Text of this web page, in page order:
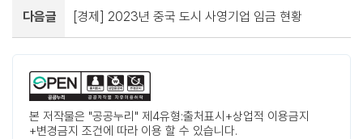
다음글 [경제] 2023년 중국 도시 사영기업 임금 현황
본 저작물은 "공공누리" 제4유형:출처표시+상업적 이용금지
+변경금지 조건에 따라 이용 할 수 있습니다.